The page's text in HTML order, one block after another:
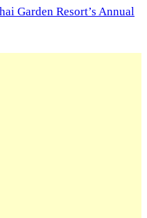
Garden Resort’s Annual